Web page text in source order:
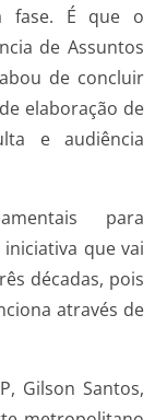
fase. É que o
de Assuntos
de concluir
elaboração de
e audiência
para
que vai
décadas, pois
através de
Gilson Santos,